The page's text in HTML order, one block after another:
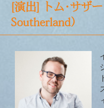
[演出] トム･サザ
Southerland）